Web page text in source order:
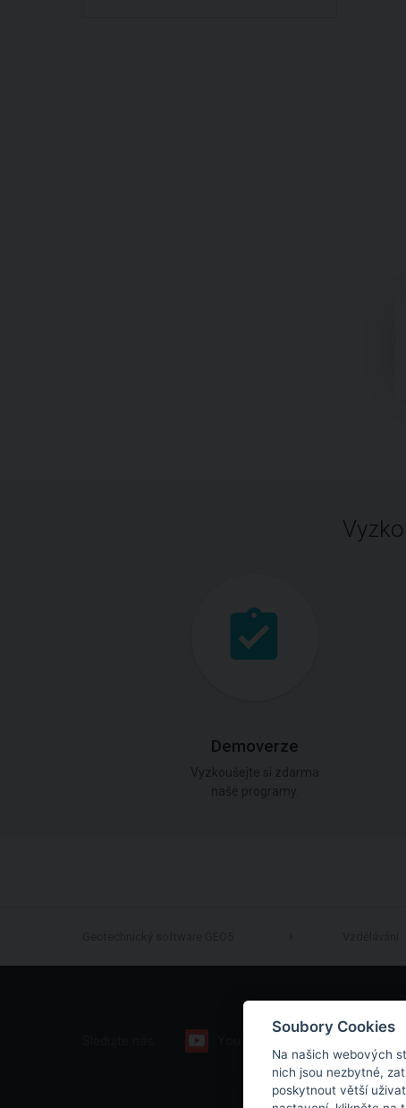
Demoverze
Soubory Cookies
Na našich webových
nich jsou nezbytné,
poskytnout větší